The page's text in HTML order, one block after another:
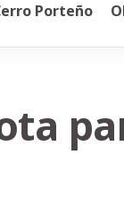
Porteño